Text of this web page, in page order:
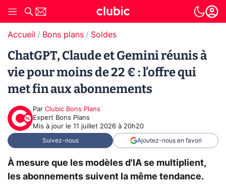
Accueil Bons plans Soldes
ChatGPT, Claude et Gemini réunis à
vie pour moins de 22 € : l’offre qui
met fin aux abonnements
Par Clubic Bons Plans
Expert Bons Plans
Mis à jour le 11 juillet 2026 à 20h20
Suivez-nous Ajoutez-nous en favori
À mesure que les modèles d'IA se multiplient,
les abonnements suivent la même tendance.